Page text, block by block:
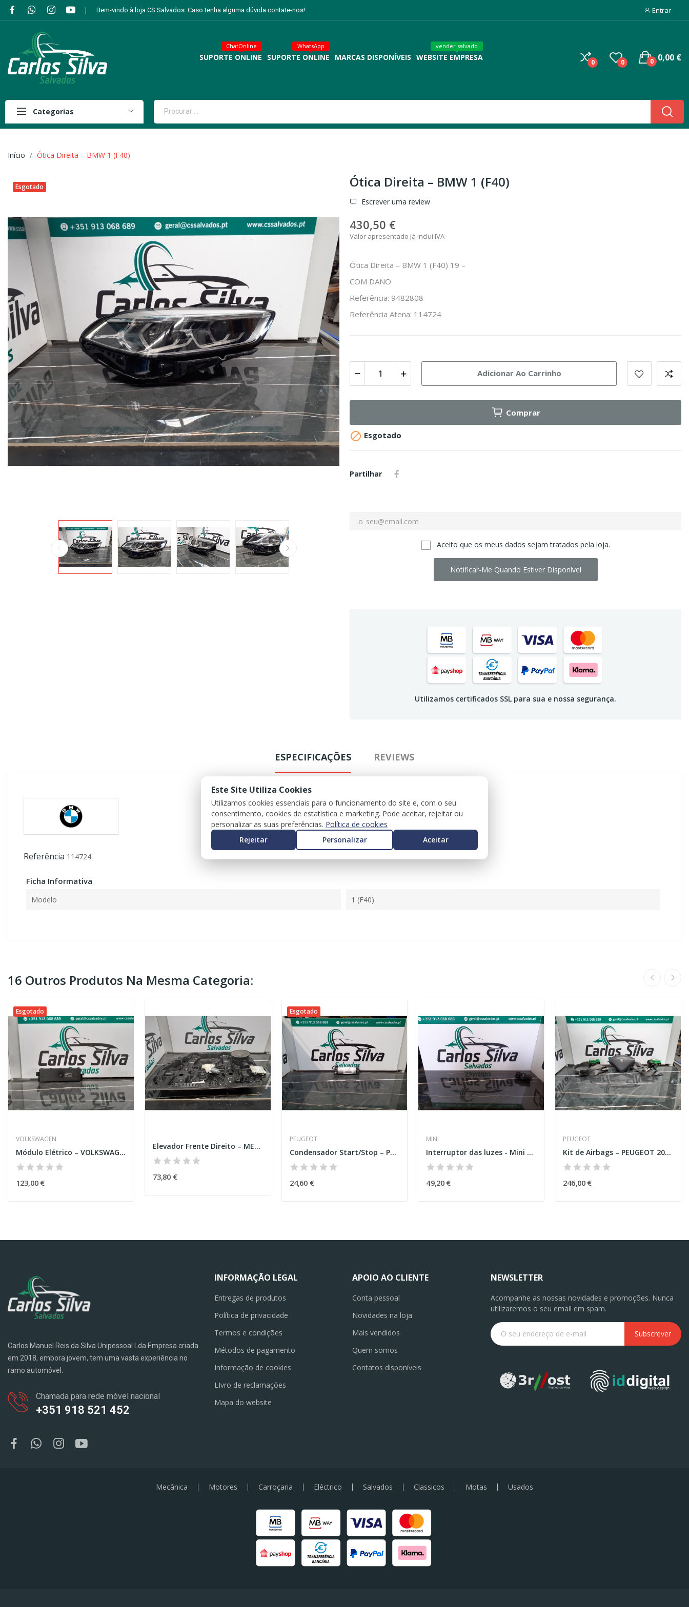
Bem-vindo à loja CS Salvados. Caso tenha alguma dúvida contate-nos! Entrar
SUPORTE ONLINE
ChatOnline
SUPORTE ONLINE
WhatsApp
MARCAS DISPONÍVEIS WEBSITE EMPRESA
vender salvado
0 0 0,00 €
0
Categorias
Início Ótica Direita – BMW 1 (F40)
Esgotado Ótica Direita – BMW 1 (F40)
Escrever uma review
430,50 €
Valor apresentado já inclui IVA
Ótica Direita – BMW 1 (F40) 19 –
COM DANO
Referência: 9482808
Referência Atena: 114724
Adicionar Ao Carrinho
Comprar
 Esgotado
Partilhar
Aceito que os meus dados sejam tratados pela loja.
Notificar-Me Quando Estiver Disponível
Utilizamos certificados SSL para sua e nossa segurança.
ESPECIFICAÇÕES REVIEWS
Referência 114724
Ficha Informativa
Modelo 1 (F40)
16 Outros Produtos Na Mesma Categoria:
Esgotado
VOLKSWAGEN
Módulo Elétrico – VOLKSWAGEN ID.3 (E11_)
123,00 €
Elevador Frente Direito – MERCEDES-BENZ GLA...
73,80 €
Esgotado
PEUGEOT
Condensador Start/Stop – PEUGEOT 208 I (CA_, CC_)
24,60 €
MINI
Interruptor das luzes - Mini Clubman (F54)
49,20 €
PEUGEOT
Kit de Airbags – PEUGEOT 207 (WA_,WC_)
246,00 €
Carlos Manuel Reis da Silva Unipessoal Lda Empresa criada
em 2018, embora jovem, tem uma vasta experiência no
ramo automóvel.
Chamada para rede móvel nacional
+351 918 521 452
INFORMAÇÃO LEGAL
Entregas de produtos
Política de privacidade
Termos e condições
Métodos de pagamento
Informação de cookies
LIvro de reclamações
Mapa do website
APOIO AO CLIENTE
Conta pessoal
Novidades na loja
Mais vendidos
Quem somos
Contatos disponíveis
NEWSLETTER
Acompanhe as nossas novidades e promoções. Nunca
utilizaremos o seu email em spam.
Subscrever
Mecânica Motores Carroçaria Eléctrico Salvados Classicos Motas Usados
Este Site Utiliza Cookies
Utilizamos cookies essenciais para o funcionamento do site e, com o seu
consentimento, cookies de estatística e marketing. Pode aceitar, rejeitar ou
personalizar as suas preferências. Política de cookies
Rejeitar
Personalizar Aceitar